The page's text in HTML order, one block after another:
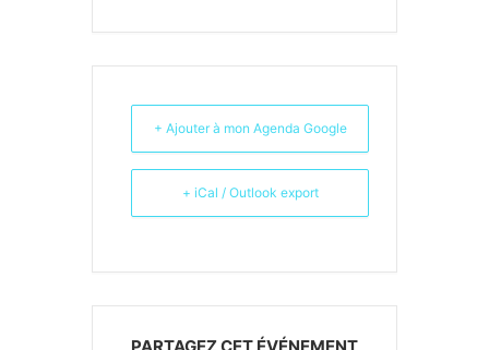
+ Ajouter à mon Agenda Google
+ iCal / Outlook export
PARTAGEZ CET ÉVÉNEMENT